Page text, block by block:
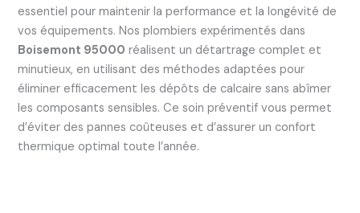
essentiel pour maintenir la performance et la longévité de
vos équipements. Nos plombiers expérimentés dans
Boisemont 95000 réalisent un détartrage complet et
minutieux, en utilisant des méthodes adaptées pour
éliminer efficacement les dépôts de calcaire sans abîmer
les composants sensibles. Ce soin préventif vous permet
d’éviter des pannes coûteuses et d’assurer un confort
thermique optimal toute l’année.